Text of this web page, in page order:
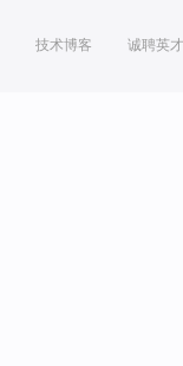
技术博客 诚聘英才